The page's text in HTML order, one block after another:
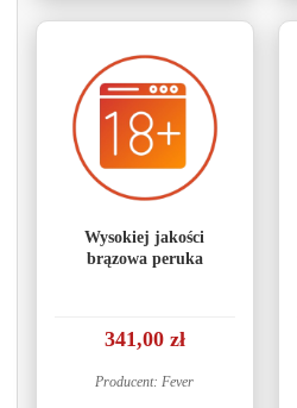
Wysokiej jakości
brązowa peruka
341,00 zł
Producent: Fever